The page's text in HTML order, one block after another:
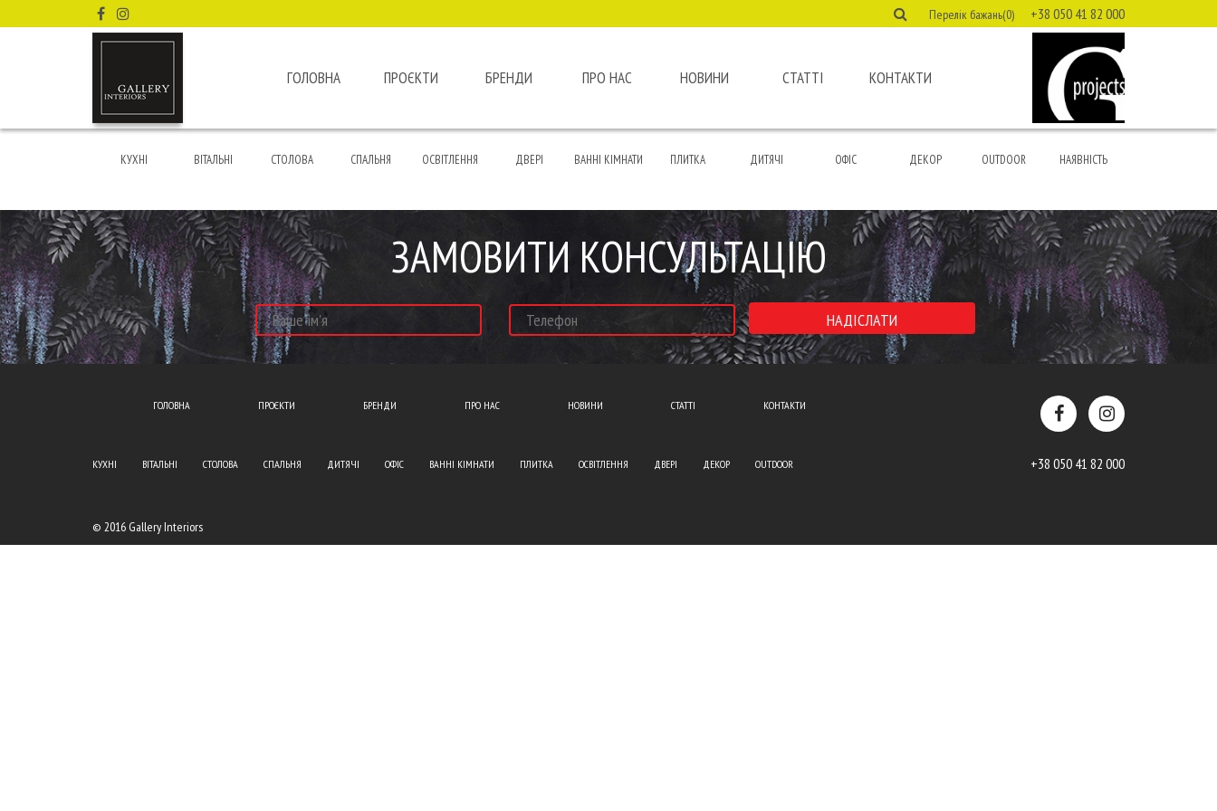
Перелік бажань(0) +38 050 41 82 000
ГОЛОВНА ПРОЄКТИ БРЕНДИ ПРО НАС НОВИНИ СТАТТІ КОНТАКТИ
КУХНІ ВІТАЛЬНІ СТОЛОВА СПАЛЬНЯ ОСВІТЛЕННЯ ДВЕРІ ВАННІ КІМНАТИ ПЛИТКА ДИТЯЧІ ОФІС ДЕКОР OUTDOOR НАЯВНІСТЬ
ЗАМОВИТИ КОНСУЛЬТАЦІЮ
ГОЛОВНА ПРОЄКТИ БРЕНДИ ПРО НАС НОВИНИ СТАТТІ КОНТАКТИ
КУХНІ ВІТАЛЬНІ СТОЛОВА СПАЛЬНЯ ДИТЯЧІ ОФІС ВАННІ КІМНАТИ ПЛИТКА ОСВІТЛЕННЯ ДВЕРІ ДЕКОР OUTDOOR +38 050 41 82 000
© 2016 Gallery Interiors